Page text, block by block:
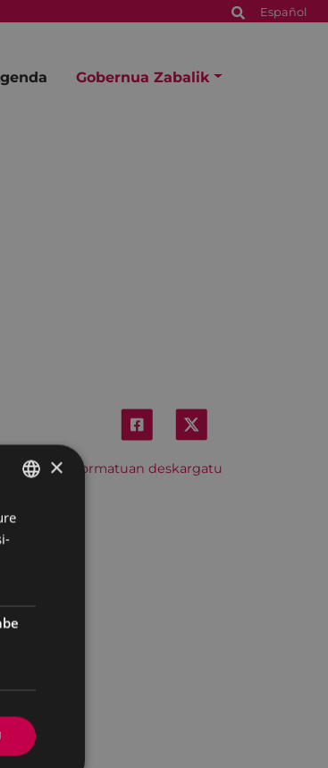
Español
Gobernua Zabalik
hau iCal formatuan deskargatu
BASQUE
SPANISH
×